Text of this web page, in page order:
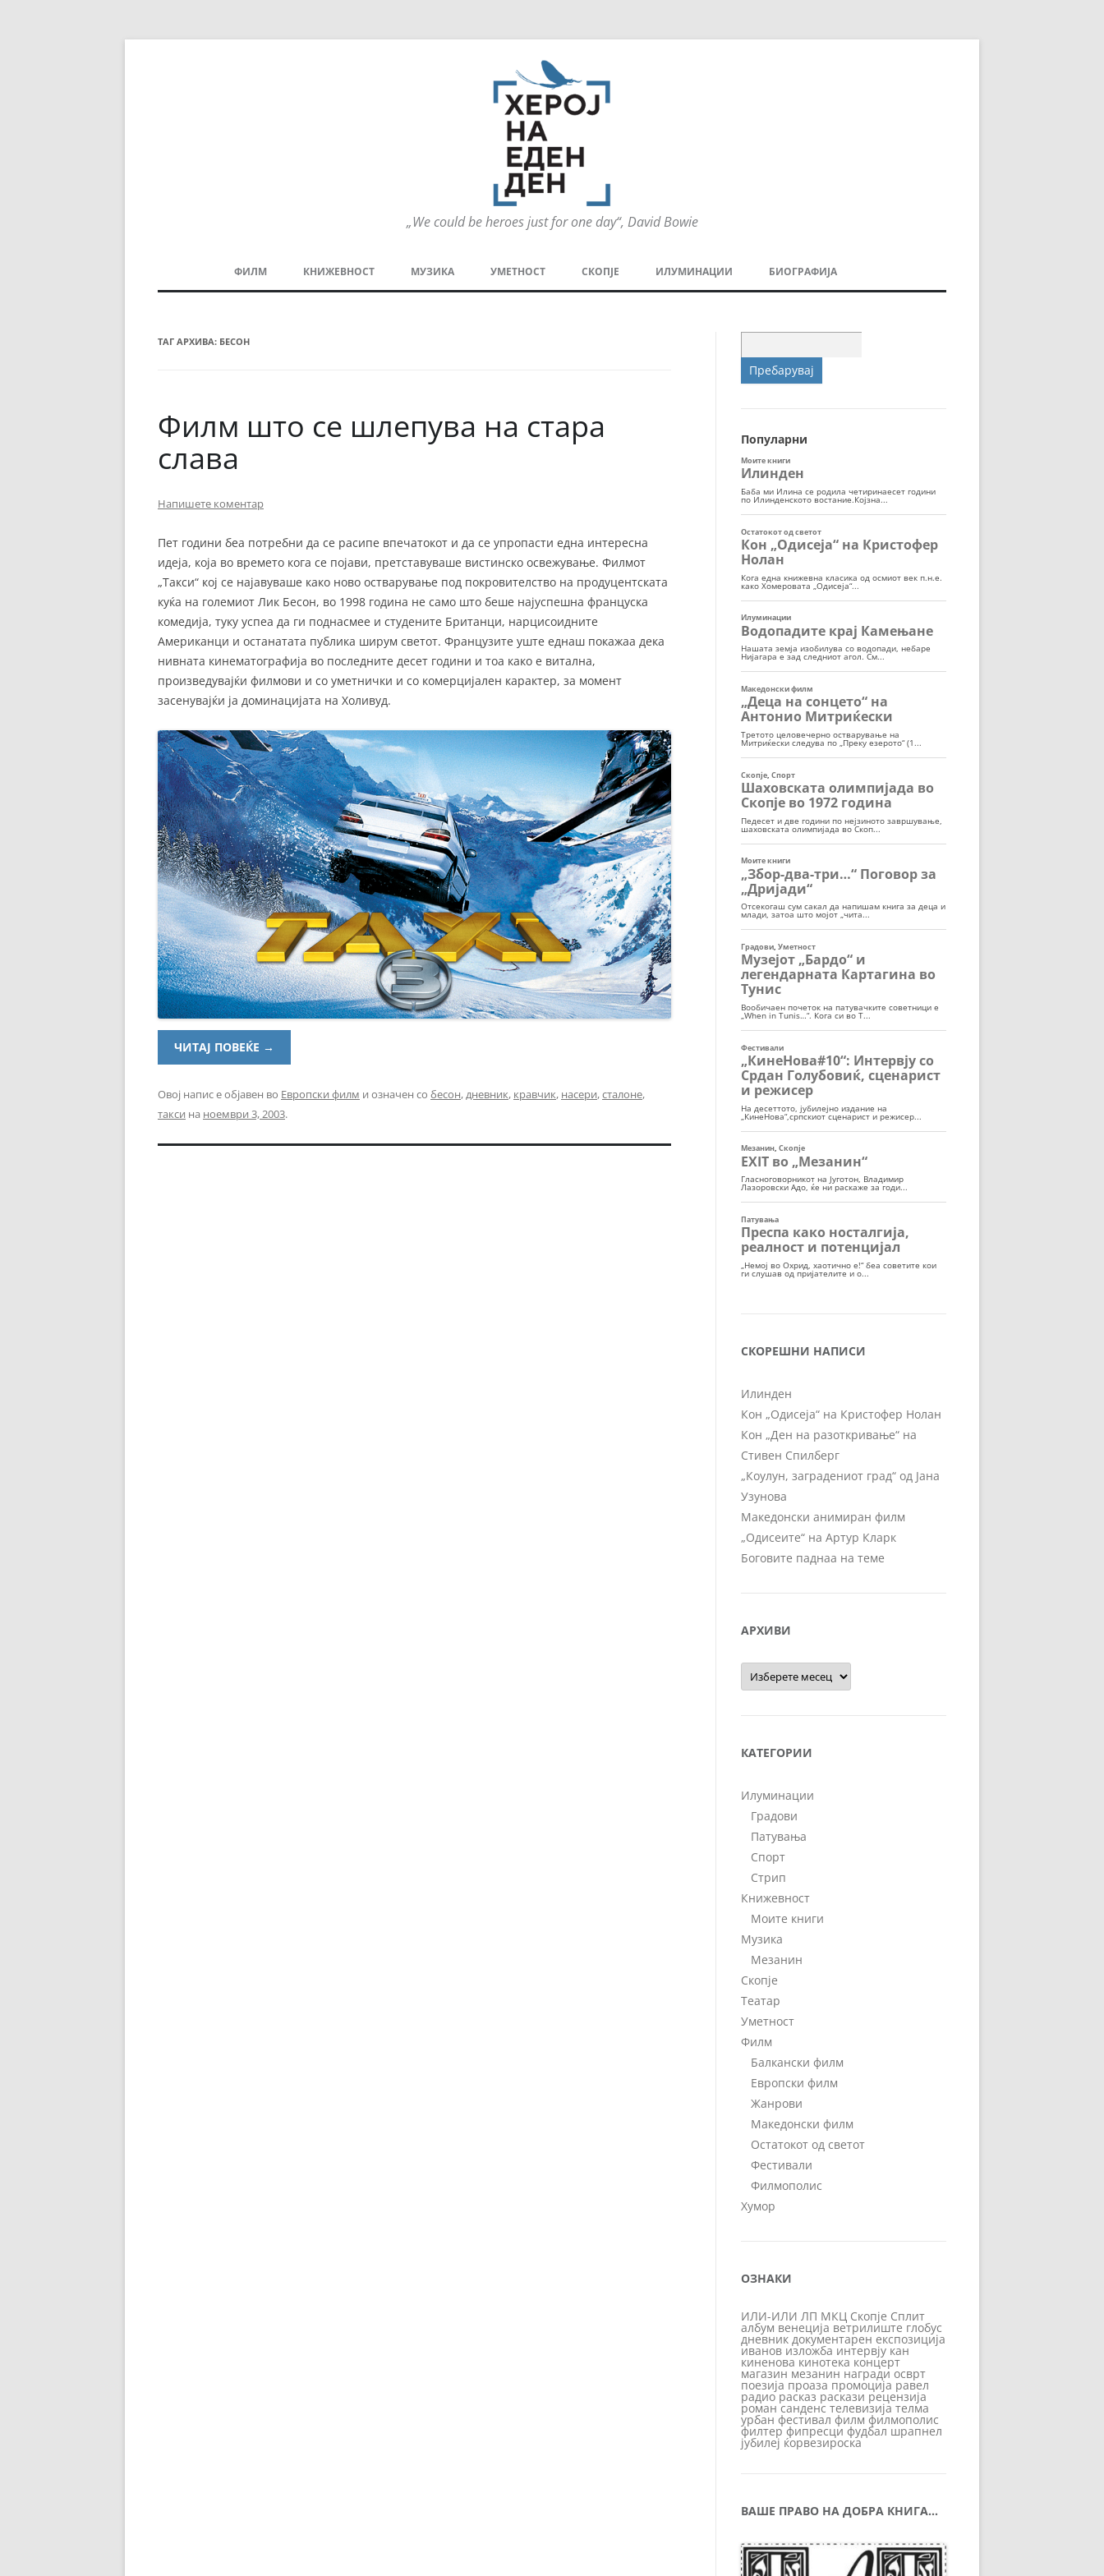
„We could be heroes just for one day“, David Bowie
содржината
ФИЛМ
ЖАНРОВИ
КНИЖЕВНОСТ МУЗИКА УМЕТНОСТ СКОПЈЕ ИЛУМИНАЦИИ
СПОРТ
БИОГРАФИЈА
ТАГ АРХИВА: БЕСОН
Филм што се шлепува на стара
слава
Напишете коментар
Пет години беа потребни да се расипе впечатокот и да се упропасти една интересна
идеја, која во времето кога се појави, претставуваше вистинско освежување. Филмот
„Такси“ кој се најавуваше како ново остварување под покровителство на продуцентската
куќа на големиот Лик Бесон, во 1998 година не само што беше најуспешна француска
комедија, туку успеа да ги поднасмее и студените Британци, нарцисоидните
Американци и останатата публика ширум светот. Французите уште еднаш покажаа дека
нивната кинематографија во последните десет години и тоа како е витална,
произведувајќи филмови и со уметнички и со комерцијален карактер, за момент
засенувајќи ја доминацијата на Холивуд.
ЧИТАЈ ПОВЕЌЕ →
Овој напис е објавен во Европски филм и означен со бесон,дневник, кравчик, насери,сталоне,
такси на ноември 3, 2003.
за:
Популарни
СКОРЕШНИ НАПИСИ
Илинден
Кон „Одисеја“ на Кристофер Нолан
Кон „Ден на разоткривање“ на
Стивен Спилберг
„Коулун, заградениот град“ од Јана
Узунова
Македонски анимиран филм
„Одисеите“ на Артур Кларк
Боговите паднаа на теме
АРХИВИ
Архиви
КАТЕГОРИИ
Илуминации
Градови
Патувања
Спорт
Стрип
Книжевност
Моите книги
Музика
Мезанин
Скопје
Театар
Уметност
Филм
Балкански филм
Европски филм
Жанрови
Македонски филм
Остатокот од светот
Фестивали
Филмополис
Хумор
ОЗНАКИ
ИЛИ-ИЛИ ЛП МКЦ Скопје Сплит
албум венеција ветрилиште глобус
дневник документарен експозиција
иванов изложба интервју кан
киненова кинотека концерт
магазин мезанин награди осврт
поезија проаза промоција равел
радио расказ раскази рецензија
роман санденс телевизија телма
урбан фестивал филм филмополис
филтер фипресци фудбал шрапнел
јубилеј ќорвезироска
ВАШЕ ПРАВО НА ДОБРА КНИГА…